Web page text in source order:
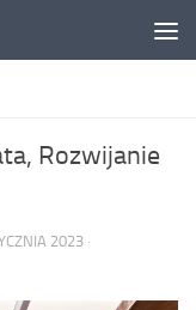
Rozwijanie
2023 ·